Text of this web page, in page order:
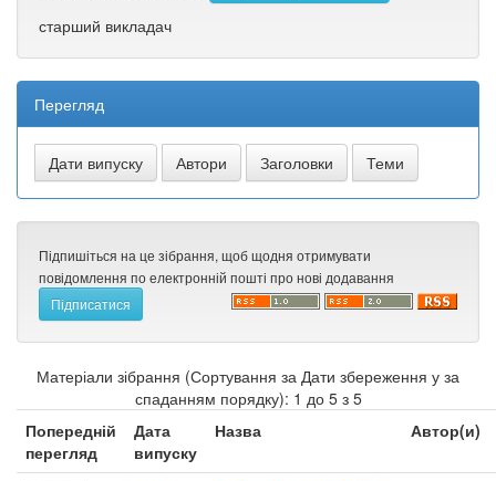
старший викладач
Перегляд
Підпишіться на це зібрання, щоб щодня отримувати
повідомлення по електронній пошті про нові додавання
Матеріали зібрання (Сортування за Дати збереження у за
спаданням порядку): 1 до 5 з 5
Попередній
перегляд
Дата
випуску
Назва Автор(и)